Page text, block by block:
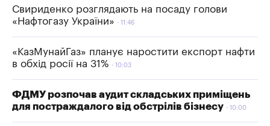
Свириденко розглядають на посаду голови
«Нафтогазу України»
11:46
«КазМунайГаз» планує наростити експорт нафти
в обхід росії на 31%
10:03
ФДМУ розпочав аудит складських приміщень
для постраждалого від обстрілів бізнесу
10:00